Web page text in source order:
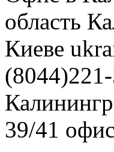
область
Киеве
39/41